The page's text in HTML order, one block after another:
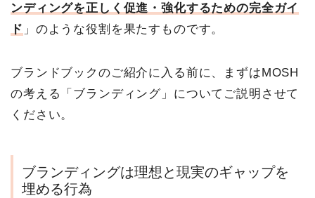
ンディングを正しく促進・強化するための完全ガイ
ド 」のような役割を果たすものです。
ブランドブックのご紹介に入る前に、まずはMOSH
の考える「ブランディング」についてご説明させて
ください。
ブランディングは理想と現実のギャップを
埋める行為